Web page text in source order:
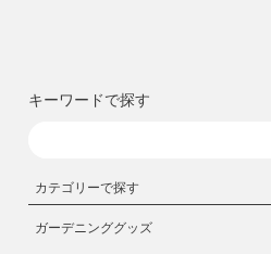
キーワードで探す
カテゴリーで探す
ガーデニンググッズ